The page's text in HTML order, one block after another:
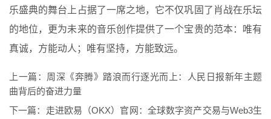
乐盛典的舞台上占据了一席之地，它不仅巩固了肖战在乐坛
的地位，更为未来的音乐创作提供了一个宝贵的范本：唯有
真诚，方能动人；唯有坚持，方能致远。
上一篇： 周深《奔腾》踏浪而行逐光而上：人民日报新年主题
曲背后的奋进力量
下一篇： 走进欧易（OKX）官网：全球数字资产交易与Web3生